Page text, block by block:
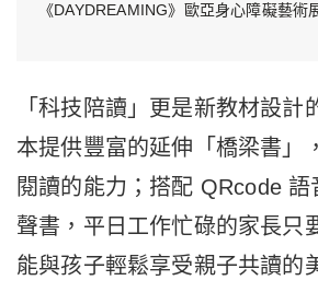
《DAYDREAMING》歐亞身心障礙藝術
「科技陪讀」更是新教材設計
本提供豐富的延伸「橋梁書」
閱讀的能力；搭配 QRcode
聲書，平日工作忙碌的家長只
能與孩子輕鬆享受親子共讀的